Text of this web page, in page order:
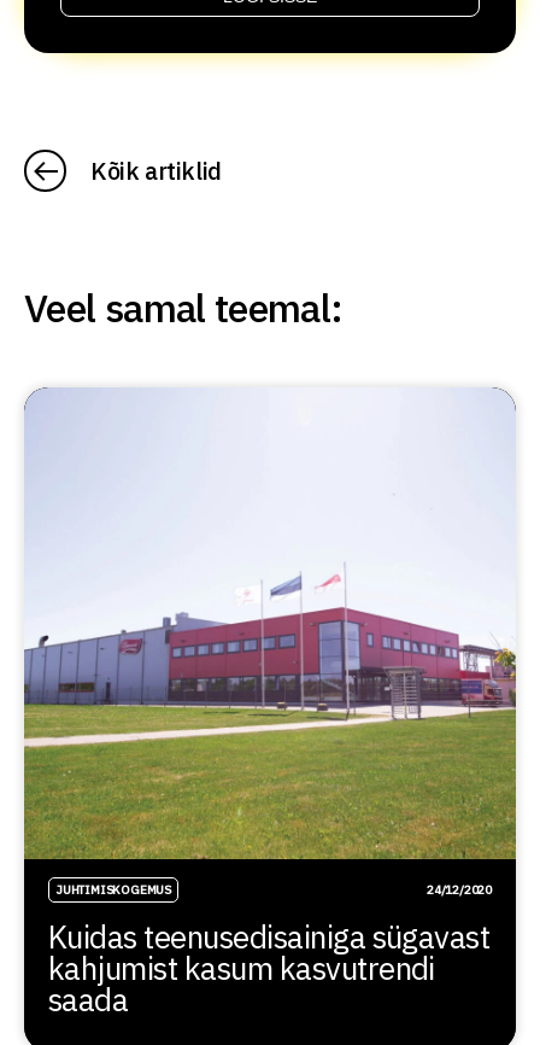
Kõik artiklid
Veel samal teemal:
JUHTIMISKOGEMUS 24/12/2020
Kuidas teenusedisainiga sügavast
kahjumist kasum kasvutrendi
saada